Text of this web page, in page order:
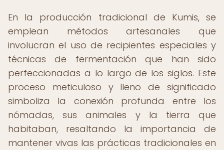
En la producción tradicional de Kumis, se
emplean métodos artesanales que
involucran el uso de recipientes especiales y
técnicas de fermentación que han sido
perfeccionadas a lo largo de los siglos. Este
proceso meticuloso y lleno de significado
simboliza la conexión profunda entre los
nómadas, sus animales y la tierra que
habitaban, resaltando la importancia de
mantener vivas las prácticas tradicionales en